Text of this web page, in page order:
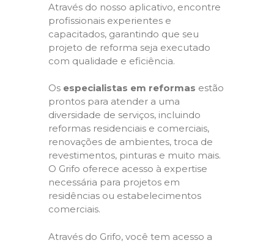
Através do nosso aplicativo, encontre
profissionais experientes e
capacitados, garantindo que seu
projeto de reforma seja executado
com qualidade e eficiência.
Os especialistas em reformas estão
prontos para atender a uma
diversidade de serviços, incluindo
reformas residenciais e comerciais,
renovações de ambientes, troca de
revestimentos, pinturas e muito mais.
O Grifo oferece acesso à expertise
necessária para projetos em
residências ou estabelecimentos
comerciais.
Através do Grifo, você tem acesso a